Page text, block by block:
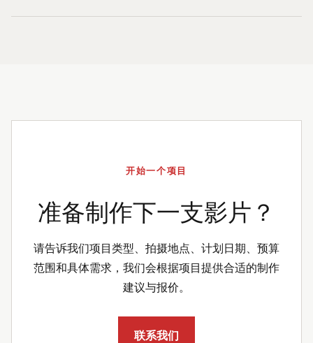
开始一个项目
准备制作下一支影片？
请告诉我们项目类型、拍摄地点、计划日期、预算
范围和具体需求，我们会根据项目提供合适的制作
建议与报价。
联系我们